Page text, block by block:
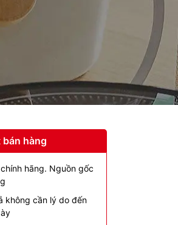
bán hàng
hãng. Nguồn gốc
không cần lý do đến